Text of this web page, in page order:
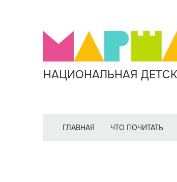
НАЦИОНАЛЬНАЯ
ГЛАВНАЯ ЧТО ПОЧИТАТЬ